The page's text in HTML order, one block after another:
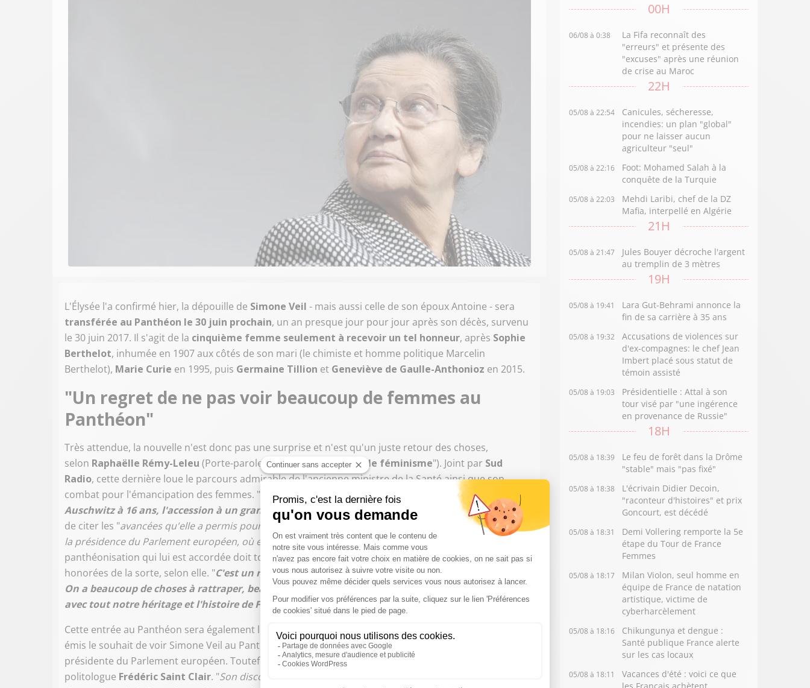
L'Élysée l'a confirmé hier, la dépouille de Simone Veil - mais aussi celle de son époux Antoine - sera
transférée au Panthéon le 30 juin prochain, un an presque jour pour jour après son décès, survenu
le 30 juin 2017. Il s'agit de la cinquième femme seulement à recevoir un tel honneur, après Sophie
Berthelot, inhumée en 1907 aux côtés de son mari (le chimiste et homme politique Marcelin
Berthelot), Marie Curie en 1995, puis Germaine Tillion et Geneviève de Gaulle-Anthonioz en 2015.
"Un regret de ne pas voir beaucoup de femmes au
Panthéon"
Très attendue, la nouvelle n'est donc pas une surprise et n'est qu'un juste retour des choses,
selon Raphaëlle Rémy-Leleu (Porte-parole de l'association "Osez le féminisme"). Joint par Sud
Radio, cette dernière loue le parcours admirable de l'ancienne ministre de la Santé ainsi que son
combat pour l'émancipation des femmes. " Simone Veil, c'est déjà un parcours exceptionnel :
Auschwitz à 16 ans, l'accession à un grand ministère et puis cette loi sur l'IVG
", rappelle-t-elle avant
de citer les "avancées qu'elle a permis pour les droits des femmes
son accession à
la présidence du Parlement européen, où elle fut la première femme à y avoir accédé
panthéonisation qui lui est accordée doit toutefois en appeler d'autres car trop peu de femmes sont
honorées de la sorte, selon elle. "C'est un regret de ne pas voir beaucoup de femmes au Panthéon.
On a beaucoup de choses à rattraper, beaucoup d'autres femmes à commémorer pour renouer
avec tout notre héritage et l'histoire de France ", affirme-t-elle.
Cette entrée au Panthéon sera également l'occasion pour
Emmanuel Macron
- qui avait lui-même
émis le souhait de voir Simone Veil au Panthéon - d'honorer la mémoire de l'ancienne ministre et ex-
présidente du Parlement européen. Toutefois, gare à la moindre récupération politique, prévient le
politologue Frédéric Saint Clair. "Son discours mériterait d'être emprunt de solennité et de hauteur
00H
06/08 à 0:38
La Fifa reconnaît des
"erreurs" et présente des
"excuses" après une réunion
de crise au Maroc
22H
05/08 à 22:54
Canicules, sécheresse,
incendies: un plan "global"
pour ne laisser aucun
agriculteur "seul"
05/08 à 22:16
Foot: Mohamed Salah à la
conquête de la Turquie
05/08 à 22:03
Mehdi Laribi, chef de la DZ
Mafia, interpellé en Algérie
21H
05/08 à 21:47
Jules Bouyer décroche l'argent
au tremplin de 3 mètres
19H
05/08 à 19:41
Lara Gut-Behrami annonce la
fin de sa carrière à 35 ans
05/08 à 19:32
Accusations de violences sur
d'ex-compagnes: le chef Jean
Imbert placé sous statut de
témoin assisté
05/08 à 19:03
Présidentielle : Attal à son
tour visé par "une ingérence
en provenance de Russie"
18H
05/08 à 18:39
Le feu de forêt dans la Drôme
"stable" mais "pas fixé"
05/08 à 18:38
L'écrivain Didier Decoin,
"raconteur d'histoires" et prix
Goncourt, est décédé
05/08 à 18:31
Demi Vollering remporte la 5e
étape du Tour de France
Femmes
05/08 à 18:17
Milan Violon, seul homme en
équipe de France de natation
artistique, victime de
cyberharcèlement
05/08 à 18:16
Chikungunya et dengue :
Santé publique France alerte
sur les cas locaux
05/08 à 18:11
Vacances d'été : voici ce que